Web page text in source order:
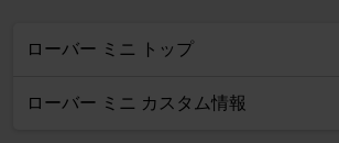
ローバー ミニ トップ
ローバー ミニ カスタム情報